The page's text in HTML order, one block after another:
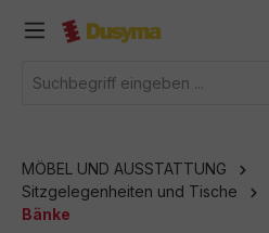
springen
MÖBEL UND AUSSTATTUNG
Sitzgelegenheiten und Tische
Bänke